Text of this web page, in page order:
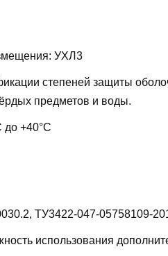
УХЛ3
степеней защиты
предметов и воды.
до +40°С
ТУ3422-047-05758109-
использования